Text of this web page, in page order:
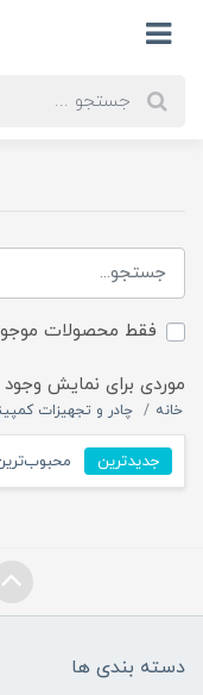
فقط محصولات
موردی برای نمایش وجود
خانه چادر و تجهیزات
جدیدترین
دسته بندی ها